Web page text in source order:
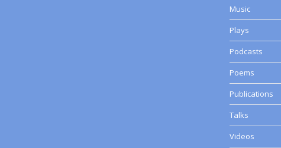
Music
Plays
Podcasts
Poems
Publications
Talks
Videos